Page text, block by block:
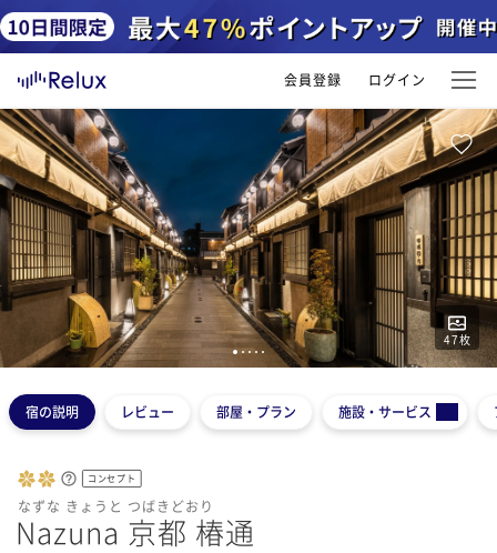
会員登録 ログイン
47枚
123 4 5
宿の説明 レビュー 部屋・プラン 施設・サービス
コンセプト
なずな きょうと つばきどおり
Nazuna 京都 椿通